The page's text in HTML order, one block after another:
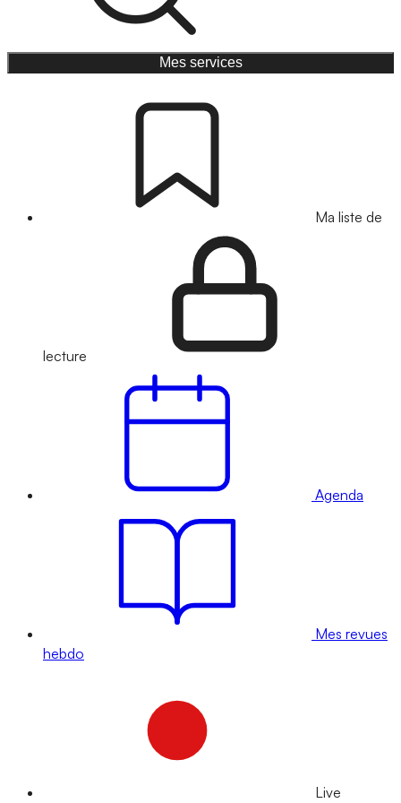
Mes services
Ma liste de
lecture
Agenda
Mes revues
hebdo
Live